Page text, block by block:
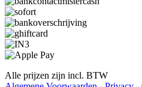
Alle prijzen zijn incl. BTW